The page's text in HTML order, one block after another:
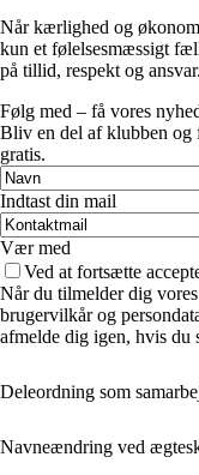
Når kærlighed og
kun et følelsesmæssigt
på tillid, respekt og ansvar.
Følg med – få vores
Bliv en del af klubben og
gratis.
Indtast din mail
Vær med
Ved at fortsætte
Når du tilmelder dig
brugervilkår og
afmelde dig igen, hvis du
Deleordning som
Navneændring ved